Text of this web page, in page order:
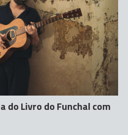
do Livro do Funchal com